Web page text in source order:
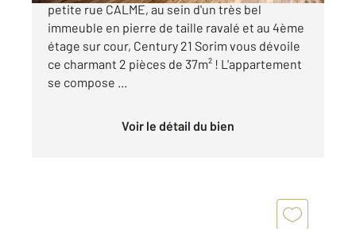
petite rue CALME, au sein d'un très bel
immeuble en pierre de taille ravalé et au 4ème
étage sur cour, Century 21 Sorim vous dévoile
ce charmant 2 pièces de 37m² ! L'appartement
se compose ...
Voir le détail du bien